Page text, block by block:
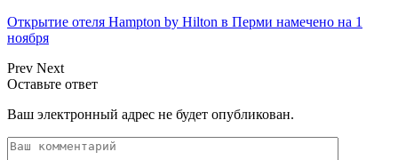
Открытие отеля Hampton by Hilton в Перми намечено на 1
ноября
Prev Next
Оставьте ответ
Ваш электронный адрес не будет опубликован.